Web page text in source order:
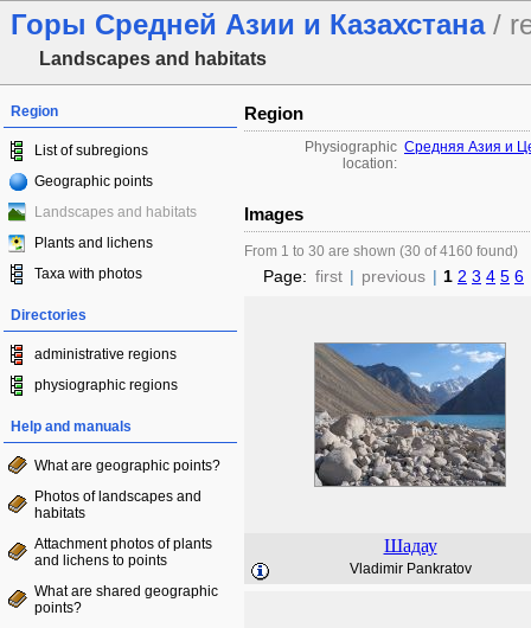
Горы Средней Азии и Казахстана/
Landscapes and habitats
Region
List of subregions
Geographic points
Landscapes and habitats
Plants and lichens
Taxa with photos
Directories
administrative regions
physiographic regions
Help and manuals
What are geographic points?
Photos of landscapes and
habitats
Attachment photos of plants
and lichens to points
What are shared geographic
points?
Region
Physiographic
location:
Средняя Азия и
Images
From 1 to 30 are shown (30 of 4160 found)
Page: first | previous | 1 2 3 4 5 6
Шадау
Vladimir Pankratov